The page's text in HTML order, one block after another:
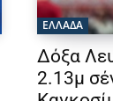
ΕΛΛΑΔΑ
Δόξα
2.13μ